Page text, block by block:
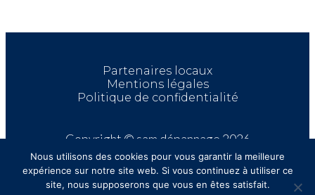
Partenaires locaux
Mentions légales
Politique de confidentialité
Copyright © sam dépannage 2026
Nous utilisons des cookies pour vous garantir la meilleure
expérience sur notre site web. Si vous continuez à utiliser ce
site, nous supposerons que vous en êtes satisfait.